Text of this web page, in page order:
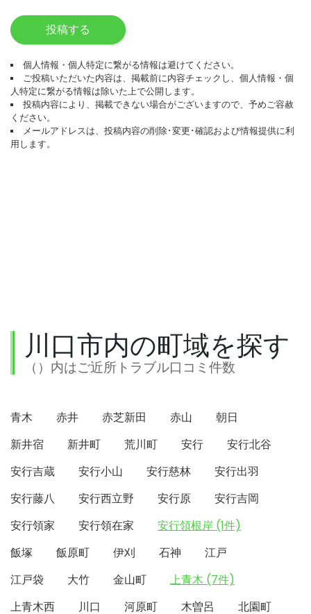
投稿する
個人情報・個人特定に繋がる情報は避けてください。
ご投稿いただいた内容は、掲載前に内容チェックし、個人情報・個
人特定に繋がる情報は除いた上で公開します。
投稿内容により、掲載できない場合がございますので、予めご容赦
ください。
メールアドレスは、投稿内容の削除･変更･確認および情報提供に利
用します。
川口市内の町域を探す
（）内はご近所トラブル口コミ件数
青木 赤井 赤芝新田 赤山
朝日
新井宿
新井町 荒川町 安行
安行北谷
安行吉蔵
安行小山 安行慈林
安行出羽
安行藤八
安行西立野 安行原
安行吉岡
安行領家
安行領在家
安行領根岸 (1件)
飯塚
飯原町 伊刈 石神
江戸
江戸袋
大竹 金山町
上青木 (7件)
上青木西
川口 河原町 木曽呂 北園町